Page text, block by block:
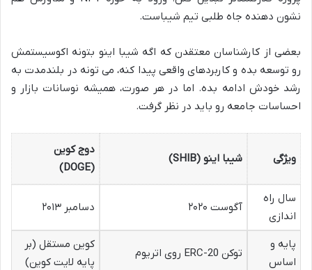
نشون دهنده جاه طلبی تیم شیباست.
بعضی از کارشناسان معتقدن که اگه شیبا اینو بتونه اکوسیستمش
رو توسعه بده و کاربردهای واقعی پیدا کنه، می تونه در بلندمدت به
رشد خودش ادامه بده. اما در هر صورت، همیشه نوسانات بازار و
احساسات جامعه رو باید در نظر گرفت.
ویژگی شیبا اینو (SHIB)
دوج کوین
(DOGE)
سال راه
اندازی
آگوست ۲۰۲۰ دسامبر ۲۰۱۳
پایه و
اساس
توکن ERC-20 روی اتریوم
کوین مستقل (بر
پایه لایت کوین)